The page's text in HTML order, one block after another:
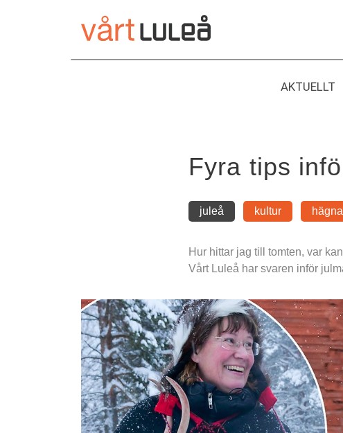
AKTUELLT
Fyra tips
juleå kultur
Hur hittar jag till tomten, var
Vårt Luleå har svaren inför